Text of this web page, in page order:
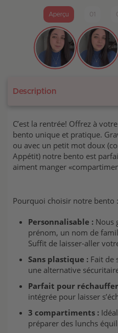
Aperçu 01
Description
C’est la rentrée! Offrez à
bento unique et pratique.
ou avec un petit mot doux
Appétit) notre bento est
aiment manger
Pourquoi choisir notre bento :
Personnalisable : Nous
prénom, un nom de
Suffit de laisser-aller
Sans plastique : Fait de
une alternative
Parfait pour
intégrée pour laisser
3 compartiments :
préparer des lunchs